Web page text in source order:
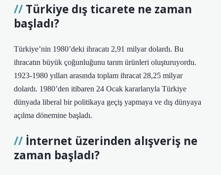
Türkiye dış ticarete ne zaman
başladı?
Türkiye’nin 1980’deki ihracatı 2,91 milyar dolardı. Bu
ihracatın büyük çoğunluğunu tarım ürünleri oluşturuyordu.
1923-1980 yılları arasında toplam ihracat 28,25 milyar
dolardı. 1980’den itibaren 24 Ocak kararlarıyla Türkiye
dünyada liberal bir politikaya geçiş yapmaya ve dış dünyaya
açılma dönemine başladı.
İnternet üzerinden alışveriş ne
zaman başladı?